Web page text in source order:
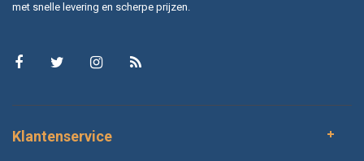
met snelle levering en scherpe prijzen.
Klantenservice